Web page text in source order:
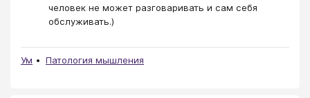
человек не может разговаривать и сам себя
обслуживать.)
Ум Патология мышления